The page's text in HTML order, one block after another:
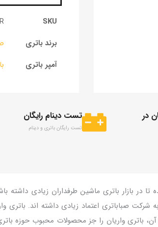
SKU
برند باتری
آمپر باتری
در
تست دینام رایگان
تست رایگان باتری و دینام
بازار باتری ماشین طرفداران زیادی داشته
به شرکت صباباتری اعتماد زیادی داشته اند.